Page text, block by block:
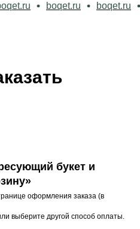
boqet.ru boqet.ru
букет и
»
оформления заказа (в
выберите другой способ оплаты.